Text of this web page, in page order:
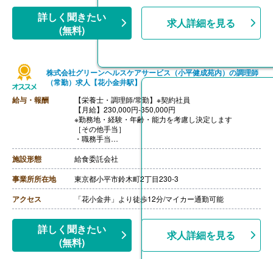
詳しく聞きたい
(無料)
求人詳細を見る
株式会社グリーンヘルスケアサービス（小平健成苑内）の調理師
（常勤）求人【花小金井駅】
給与・報酬
【栄養士・調理師/常勤】※契約社員
【月給】230,000円-350,000円
※勤務地・経験・年齢・能力を考慮し決定します
［その他手当］
・職務手当
・食事手当
・年末年始手当
【賞与】年2回（7月、12月）※会社業績、各個人実績に
応じて決定（前年度実績 2.00ヶ月/年）
【通勤手当】あり（全額支給）
【退職金】なし
施設形態 給食委託会社
事業所所在地 東京都小平市鈴木町2丁目230-3
アクセス 「花小金井」より徒歩12分/マイカー通勤可能
詳しく聞きたい
(無料)
求人詳細を見る